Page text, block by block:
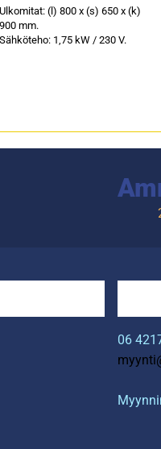
Ulkomitat: (l) 800 x (s) 650 x (k)
900 mm.
Sähköteho: 1,75 kW / 230 V.
06